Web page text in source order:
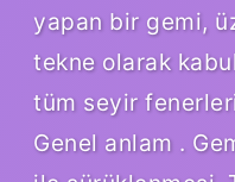
yapan bir gemi,
tekne olarak
tüm seyir
Genel anlam .